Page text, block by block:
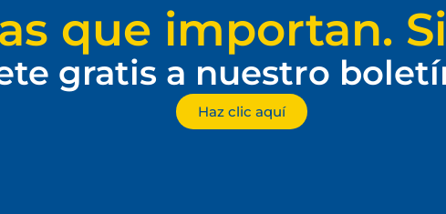
que importan.
gratis a nuestro
Haz clic aquí